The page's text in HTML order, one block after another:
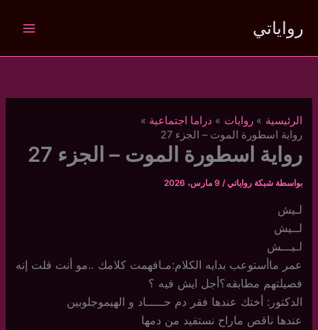
المحتوى
رواياتي
الرئيسية روايات
دراما اجتماعية
رواية اسطورة الموت – الجزء 27
رواية اسطورة الموت – الجزء 27
بواسطة شبكة رواياتي/ 9 مارس، 2026
لـيش
لــيش
لـيـــش
عمر ماأستوعب بدايه الكلام:مـافهمت كلامك ..مو أنت قلت إنه
فصيلتهم مطابقه؟أجل ايش فيه ؟
الدكتور: أختك عندها فقر دم حـــــاد و الهيموجلوبين
عندها ناقص ماراح نستفيد من دمها